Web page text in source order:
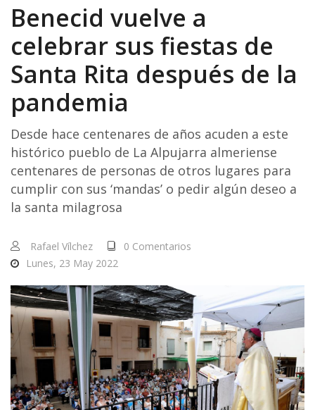
Benecid vuelve a
celebrar sus fiestas de
Santa Rita después de la
pandemia
Desde hace centenares de años acuden a este
histórico pueblo de La Alpujarra almeriense
centenares de personas de otros lugares para
cumplir con sus ‘mandas’ o pedir algún deseo a
la santa milagrosa
Rafael Vílchez
0 Comentarios
Lunes, 23 May 2022